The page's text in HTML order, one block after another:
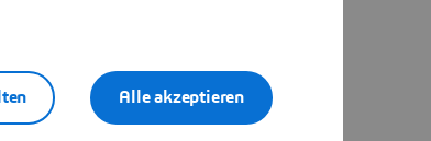
Alle akzeptieren